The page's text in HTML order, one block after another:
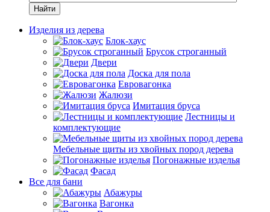
Найти
Изделия из дерева
Блок-хаус
Брусок строганный
Двери
Доска для пола
Евровагонка
Жалюзи
Имитация бруса
Лестницы и
комплектующие
Мебельные щиты из хвойных пород дерева
Погонажные изделья
Фасад
Все для бани
Абажуры
Вагонка